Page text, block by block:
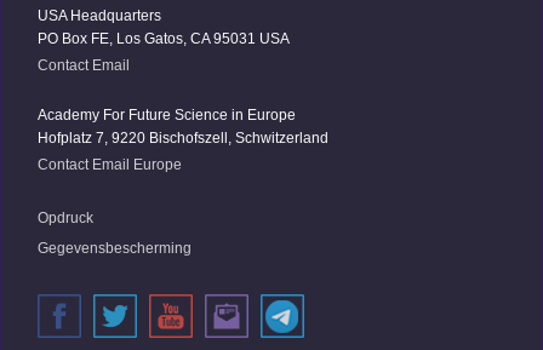
USA Headquarters
PO Box FE, Los Gatos, CA 95031 USA
Contact Email
Academy For Future Science in Europe
Hofplatz 7, 9220 Bischofszell, Schwitzerland
Contact Email Europe
Opdruck
Gegevensbescherming